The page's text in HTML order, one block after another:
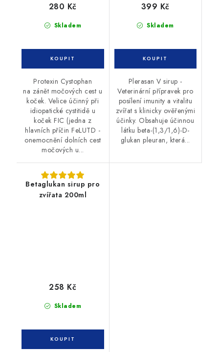
Skladem
280 Kč
Protexin Cystophan
na zánět močových cest u
koček. Velice účinný při
idiopatické cystitidě u
koček FIC (jedna z
hlavních příčin FeLUTD -
onemocnění dolních cest
močových u...
Skladem
399 Kč
Plerasan V sirup -
Veterinární přípravek pro
posílení imunity a vitalitu
zvířat s klinicky ověřenými
účinky. Obsahuje účinnou
látku beta-(1,3/1,6)-D-
glukan pleuran, která...
Betaglukan sirup pro
zvířata 200ml
Skladem
258 Kč